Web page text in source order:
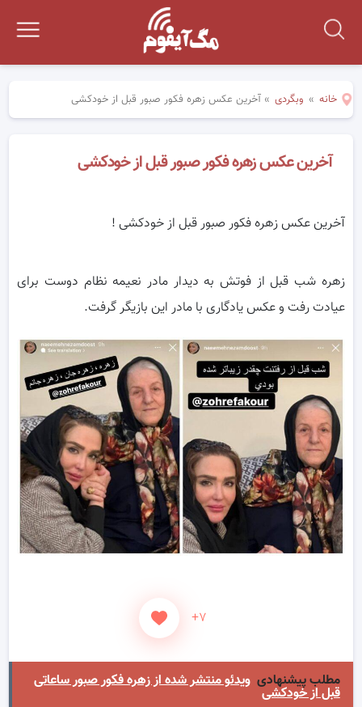
خانه » وبگردی »آخرین عکس زهره فکور صبور قبل از خودکشی
آخرین عکس زهره فکور صبور قبل از خودکشی
آخرین عکس زهره فکور صبور قبل از خودکشی !
زهره شب قبل از فوتش به دیدار مادر نعیمه نظام دوست برای
عیادت رفت و عکس یادگاری با مادر این بازیگر گرفت.
+۷
مطلب پیشنهادی ویدئو منتشر شده از زهره فکور صبور ساعاتی
قبل از خودکشی